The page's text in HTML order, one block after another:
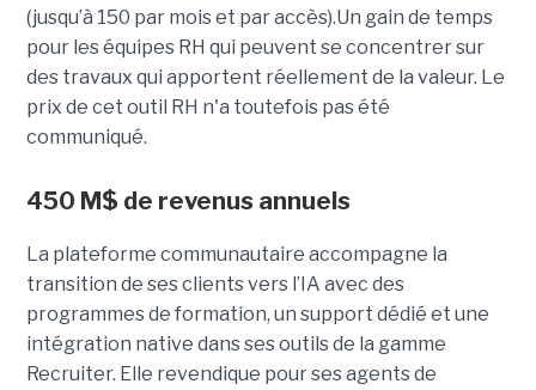
(jusqu’à 150 par mois et par accès).Un gain de temps
pour les équipes RH qui peuvent se concentrer sur
des travaux qui apportent réellement de la valeur. Le
prix de cet outil RH n'a toutefois pas été
communiqué.
450 M$ de revenus annuels
La plateforme communautaire accompagne la
transition de ses clients vers l’IA avec des
programmes de formation, un support dédié et une
intégration native dans ses outils de la gamme
Recruiter. Elle revendique pour ses agents de